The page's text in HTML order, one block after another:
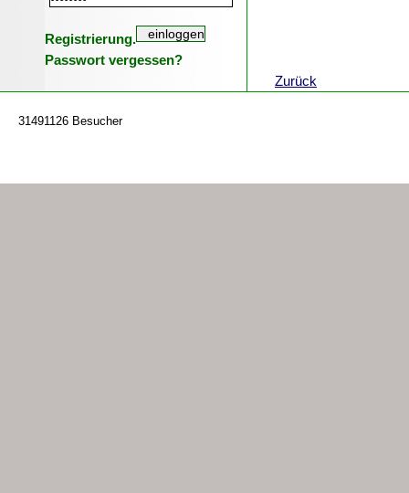
Registrierung.
Passwort vergessen?
Zurück
31491126 Besucher